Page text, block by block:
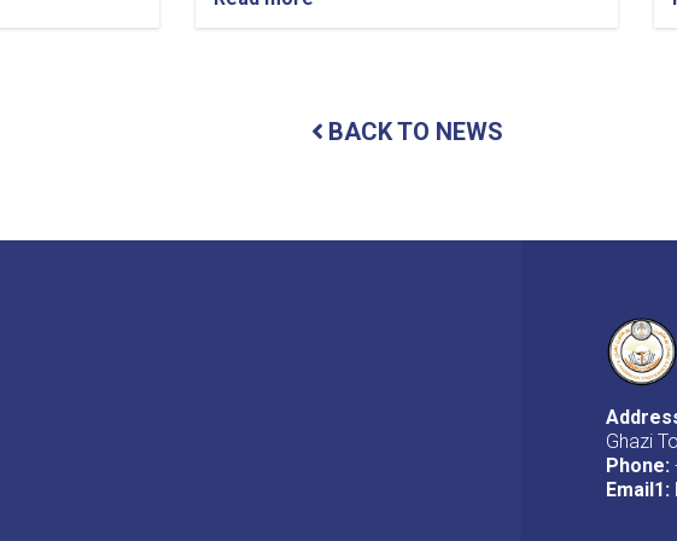
او
د
منځه
BACK TO NEWS
Ghazi
Phone:
Email1: